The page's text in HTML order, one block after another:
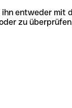
entweder
zu